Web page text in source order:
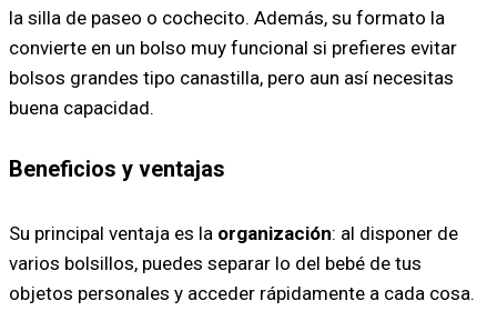
la silla de paseo o cochecito. Además, su formato la
convierte en un bolso muy funcional si prefieres evitar
bolsos grandes tipo canastilla, pero aun así necesitas
buena capacidad.
Beneficios y ventajas
Su principal ventaja es la organización: al disponer de
varios bolsillos, puedes separar lo del bebé de tus
objetos personales y acceder rápidamente a cada cosa.